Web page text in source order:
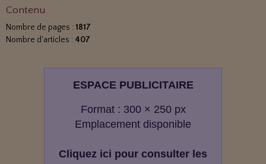
Contenu
Nombre de pages : 1817
Nombre d'articles : 407
ESPACE PUBLICITAIRE
Format : 300 × 250 px
Emplacement disponible
Cliquez ici pour consulter les